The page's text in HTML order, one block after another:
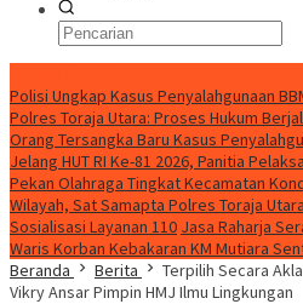
Polisi Ungkap Kasus Penyalahgunaan
Polres Toraja Utara: Proses Hukum
Orang Tersangka Baru Kasus
Jelang HUT RI Ke-81 2026, Panitia
Pekan Olahraga Tingkat Kecamatan
Wilayah, Sat Samapta Polres Toraja
Sosialisasi Layanan 110 Jasa Raharja
Waris Korban Kebakaran KM Mutiara
Beranda
Berita
Terpilih Secara
Vikry Ansar Pimpin HMJ Ilmu Lingkungan